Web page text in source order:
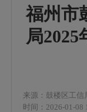
福州市
局
来源：鼓楼区工信
时间：2026-01-08